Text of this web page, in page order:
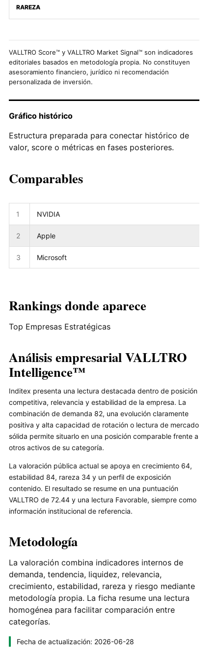
RAREZA
VALLTRO Score™ y VALLTRO Market Signal™ son indicadores
editoriales basados en metodología propia. No constituyen
asesoramiento financiero, jurídico ni recomendación
personalizada de inversión.
Gráfico histórico
Estructura preparada para conectar histórico de
valor, score o métricas en fases posteriores.
Comparables
1 NVIDIA
2 Apple
3 Microsoft
Rankings donde aparece
Top Empresas Estratégicas
Análisis empresarial VALLTRO
Intelligence™
Inditex presenta una lectura destacada dentro de posición
competitiva, relevancia y estabilidad de la empresa. La
combinación de demanda 82, una evolución claramente
positiva y alta capacidad de rotación o lectura de mercado
sólida permite situarlo en una posición comparable frente a
otros activos de su categoría.
La valoración pública actual se apoya en crecimiento 64,
estabilidad 84, rareza 34 y un perfil de exposición
contenido. El resultado se resume en una puntuación
VALLTRO de 72.44 y una lectura Favorable, siempre como
información institucional de referencia.
Metodología
La valoración combina indicadores internos de
demanda, tendencia, liquidez, relevancia,
crecimiento, estabilidad, rareza y riesgo mediante
metodología propia. La ficha resume una lectura
homogénea para facilitar comparación entre
categorías.
Fecha de actualización: 2026-06-28